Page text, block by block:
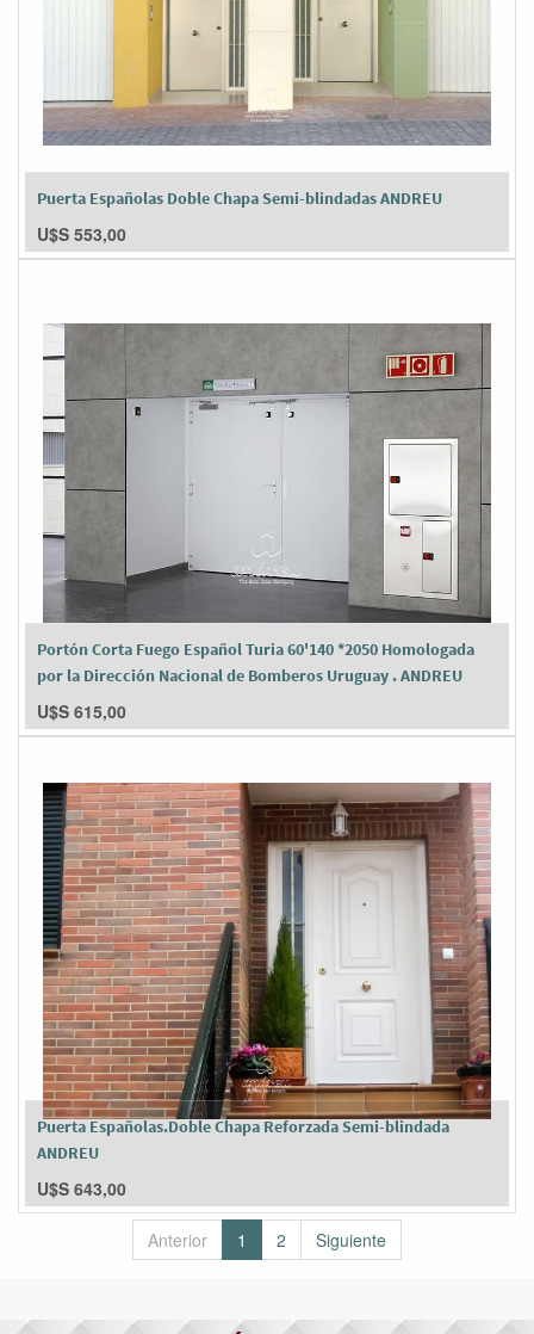
Puerta Españolas Doble Chapa Semi-blindadas ANDREU
U$S 553,00
Portón Corta Fuego Español Turia 60'140 *2050 Homologada
por la Dirección Nacional de Bomberos Uruguay . ANDREU
U$S 615,00
Puerta Españolas.Doble Chapa Reforzada Semi-blindada
ANDREU
U$S 643,00
Anterior 1 2 Siguiente